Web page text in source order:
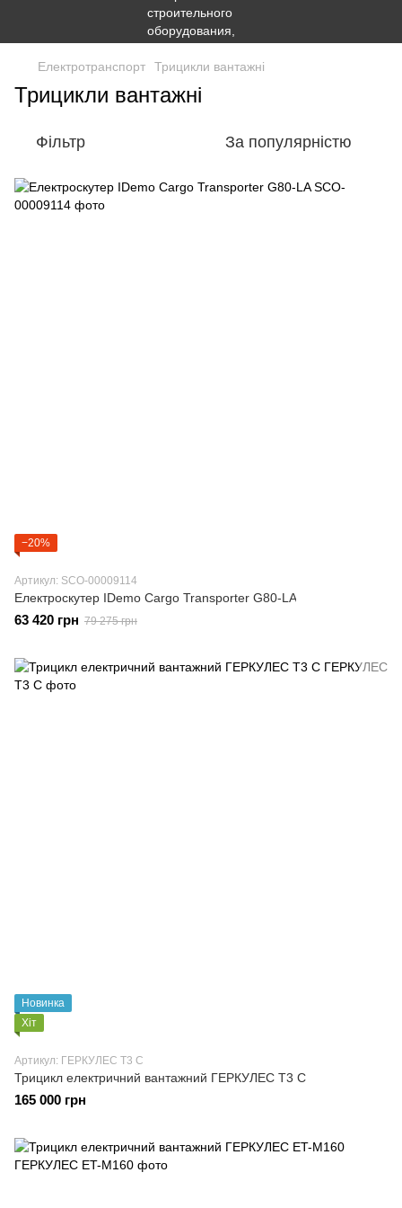
Електротранспорт Трицикли вантажні
Трицикли вантажні
Фільтр За популярністю
−20%
Артикул: SCO-00009114
Електроскутер IDemo Cargo Transporter G80-LA
63 420 грн 79 275 грн
Новинка
Хіт
Артикул: ГЕРКУЛЕС T3 C
Трицикл електричний вантажний ГЕРКУЛЕС T3 C
165 000 грн